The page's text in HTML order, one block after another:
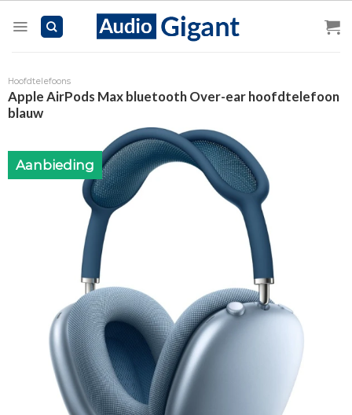
Hoofdtelefoons
Apple AirPods Max bluetooth Over-ear hoofdtelefoon
blauw
Aanbieding